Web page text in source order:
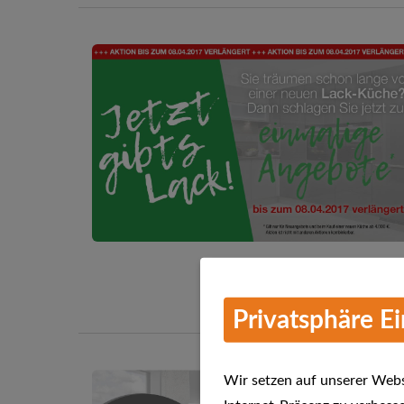
Privatsphäre
Wir setzen auf unserer